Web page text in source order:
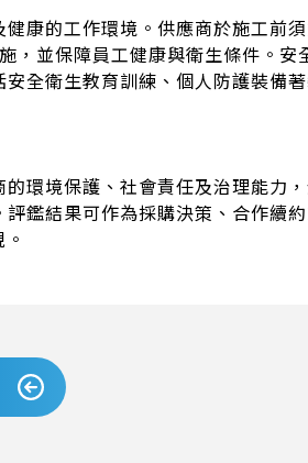
康的工作環境。供應商於施工前
，並保障員工健康與衛生條件。安
全衛生教育訓練、個人防護裝備
環境保護、社會責任及治理能力
鑑結果可作為採購決策、合作續